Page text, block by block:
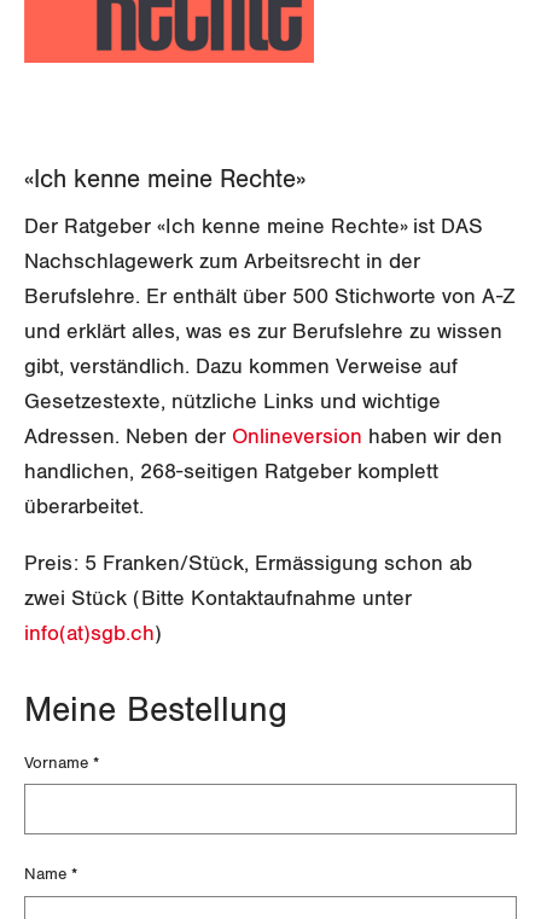
Aussenwirtschaft
Verteilung
Berufliche Vorsorge
Arbeitslosenversicherung
Ergänzungsleistungen
Invalidenversicherung
Unfallversicherung
Energie und Umwelt
Kommunikation und Medien
GLEICHSTELLUNG
Gleichstellung von LGBTI
MIGRATION
GEWERKSCHAFTSPOLITIK
International
Schweiz
NEWSLETTER
BROSCHÜREN/BÜCHER
DER SGB
GREMIEN
Vorstand
Präsidialausschuss
Feministische Kommission
Rentner:innen-Kommission
ZENTRALSEKRETARIAT
Aargau
ANGESCHLOSSENE VERBÄNDE
OFFENE STELLEN
Medien
Publikationen
Artikel
Medienmitteilungen
Vernehmlassungen
Der Europa-Blog
«Ich kenne meine Rechte»
Der Ratgeber «Ich kenne meine Rechte» ist DAS
Nachschlagewerk zum Arbeitsrecht in der
Berufslehre. Er enthält über 500 Stichworte von A-Z
und erklärt alles, was es zur Berufslehre zu wissen
gibt, verständlich. Dazu kommen Verweise auf
Gesetzestexte, nützliche Links und wichtige
Adressen. Neben der Onlineversion haben wir den
handlichen, 268-seitigen Ratgeber komplett
überarbeitet.
Preis: 5 Franken/Stück, Ermässigung schon ab
zwei Stück (Bitte Kontaktaufnahme unter
info(at)sgb.ch)
Meine Bestellung
Vorname *
Name *